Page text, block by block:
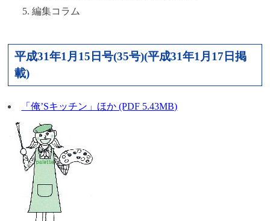
編集コラム
平成31年1月15日号(35号)(平成31年1月17日掲
載)
「俺’Sキッチン」ほか (PDF 5.43MB)